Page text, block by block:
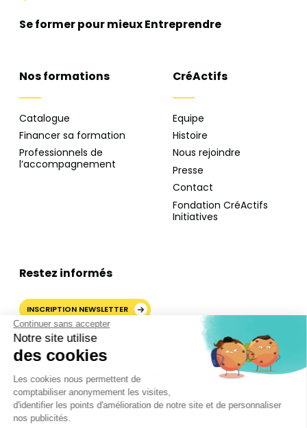
Continuer sans accepter
Notre site utilise
des cookies
Les cookies nous permettent de
comptabiliser anonymement les visites,
d'identifier les points d'amélioration de notre site et de personnaliser
nos publicités.
Se former pour mieuxEntreprendre
Nos formations
Catalogue
Financer sa formation
Professionnels de
l’accompagnement
CréActifs
Equipe
Histoire
Nous rejoindre
Presse
Contact
Fondation CréActifs
Initiatives
Restez informés
INSCRIPTION NEWSLETTER
AJOUTER CRÉACTIFS COMME
SOURCE PRÉFÉRÉE SUR
GOOGLE